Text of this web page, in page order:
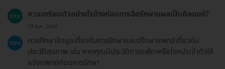
ถาม ควรเตรียมตัวอย่างไรบ้างก่อนการฉีดรักษาแผลเป็นคีลอยด์?
19 ธ.ค. 2024
ตอบ
ควรศึกษาข้อมูลเกี่ยวกับการรักษาและปรึกษาแพทย์เกี่ยวกับ
ประวัติสุขภาพ เช่น หากคุณมีประวัติการแพ้ยาหรือโรคประจำตัวให้
แจ้งแพทย์ก่อนการรักษา